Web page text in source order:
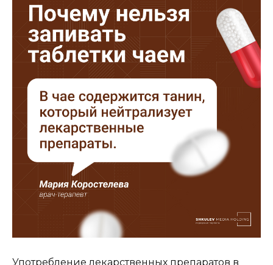
Употребление лекарственных препаратов в